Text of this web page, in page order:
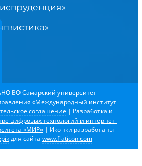
ВО Самарский университет
«Международный институт
соглашение | Разработка и
цифровых технологий и интернет-
«МИР»| Иконки разработаны
для сайта www.flaticon.com